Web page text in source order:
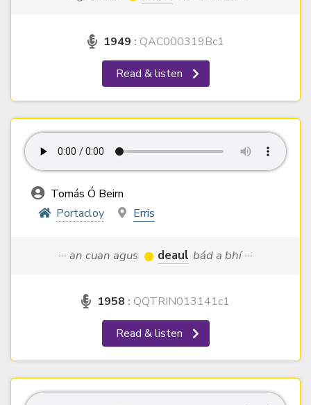
1949 : QAC000319Bc1
Read & listen
Tomás Ó Beirn
Portacloy
Erris
··· an cuan agus deaul bád a bhí ···
1958 : QQTRIN013141c1
Read & listen